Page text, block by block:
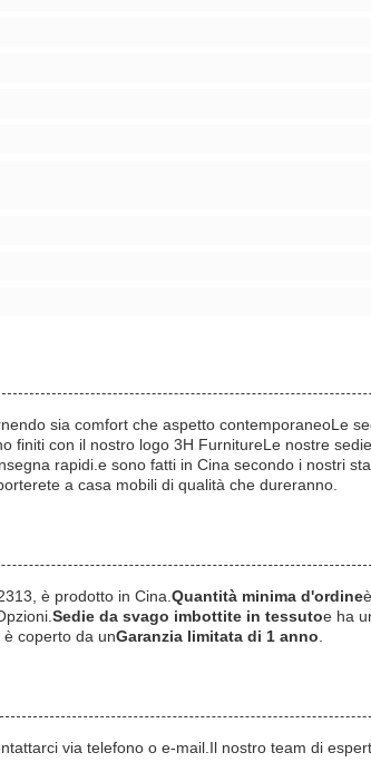
sia comfort che aspetto contemporaneoLe
finiti con il nostro logo 3H FurnitureLe nostre
rapidi.e sono fatti in Cina secondo i nostri
a casa mobili di qualità che dureranno.
è prodotto in Cina. Quantità minima d'ordine
Sedie da svago imbottite in tessutoe ha
è coperto da unGaranzia limitata di 1 anno
via telefono o e-mail.Il nostro team di